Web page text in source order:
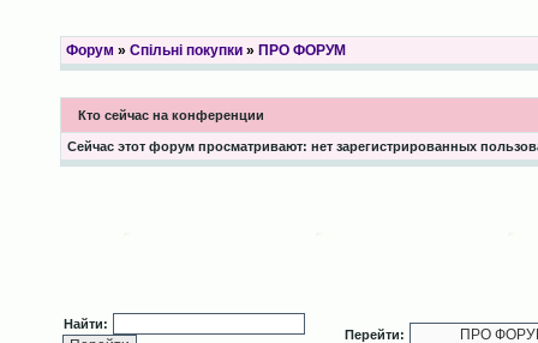
Форум » Спільні покупки» ПРО ФОРУМ
Кто сейчас на конференции
Сейчас этот форум просматривают: нет зарегистрированных
Найти:
Перейти: